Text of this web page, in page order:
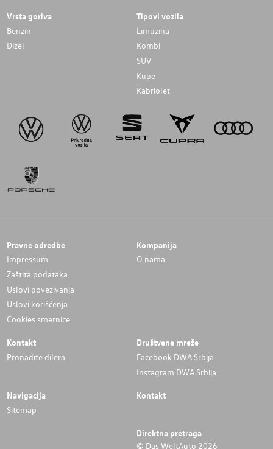
Vrsta goriva
Benzin
Dizel
Tipovi vozila
Limuzina
Kombi
SUV
Kupe
Kabriolet
Pravne odredbe
Impressum
Zaštita podataka
Uslovi povezivanja
Uslovi korišćenja
Cookies smernice
Kompanija
O nama
Kontakt
Pronađite dilera
Društvene mreže
Facebook DWA Srbija
Instagram DWA Srbija
Navigacija
Sitemap
Kontakt
Direktna pretraga
© Das WeltAuto 2026